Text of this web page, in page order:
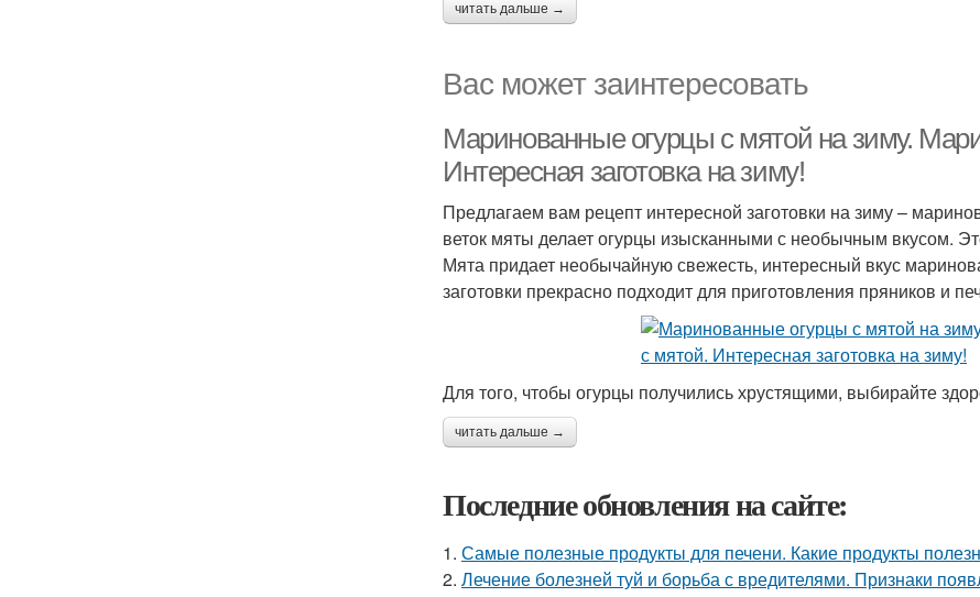
читать дальше →
Вас может заинтересовать
Маринованные огурцы с мятой на зиму.
Интересная заготовка на зиму!
Предлагаем вам рецепт интересной заготовки на зиму –
веток мяты делает огурцы изысканными с необычным вкусом.
Мята придает необычайную свежесть, интересный вкус
заготовки прекрасно подходит для приготовления пряников и
Для того, чтобы огурцы получились хрустящими, выбирайте
читать дальше →
Последние обновления на сайте:
1. Самые полезные продукты для печени. Какие продукты
2. Лечение болезней туй и борьба с вредителями. Признаки